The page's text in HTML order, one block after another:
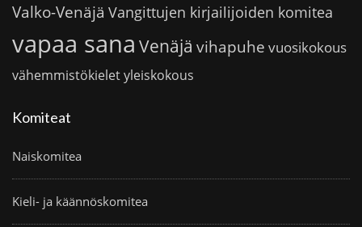
Valko-Venäjä Vangittujen kirjailijoiden komitea
vapaa sana Venäjä vihapuhe vuosikokous
vähemmistökieletyleiskokous
Komiteat
Naiskomitea
Kieli- ja käännöskomitea